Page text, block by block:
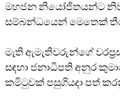
මහජන නියෝජිතයන්ට
සම්බන්ධයෙන් මෙතෙක්
මැති ඇමැතිවරුන්ගේ
සඳහා ජනාධිපති අනුර
කමිටුවක් පසුගියදා පත්